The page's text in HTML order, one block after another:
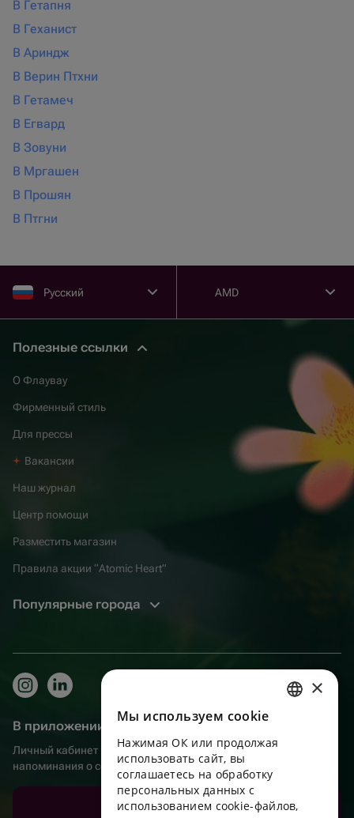
В Гетапня
В Геханист
В Ариндж
В Верин Птхни
В Гетамеч
В Егвард
В Зовуни
В Мргашен
В Прошян
В Птгни
Русский AMD
Полезные ссылки
О Флаувау
Фирменный стиль
Для прессы
Вакансии
Наш журнал
Центр помощи
Разместить магазин
Правила акции “Atomic Heart”
Популярные города
В приложении еще удобнее!
Личный кабинет получателя, больше бонусов за покупки и
напоминания о событиях
Скачать приложение
ENGLISH
UKRAINIAN
PORTUGUESE
×
Мы используем сookie
Нажимая ОК или продолжая
использовать сайт, вы
соглашаетесь на обработку
персональных данных с
использованием cookie-файлов,